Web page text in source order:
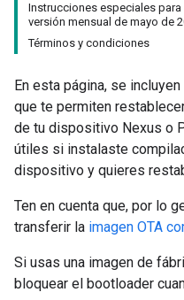
Instrucciones especiales
versión mensual de mayo de
Términos y condiciones
En esta página, se
que te permiten
de tu dispositivo Nexus o
útiles si instalaste
dispositivo y quieres
Ten en cuenta que, por lo
transferir la imagen OTA
Si usas una imagen de
bloquear el bootloader